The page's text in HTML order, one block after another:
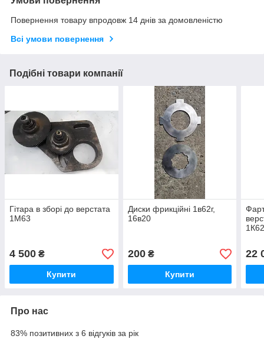
Повернення товару впродовж 14 днів за домовленістю
Всі умови повернення
Подібні товари компанії
Гітара в зборі до верстата
1М63
4 500 ₴
Купити
Диски фрикційні 1в62г,
16в20
200₴
Купити
22
Про нас
83% позитивних з 6 відгуків за рік